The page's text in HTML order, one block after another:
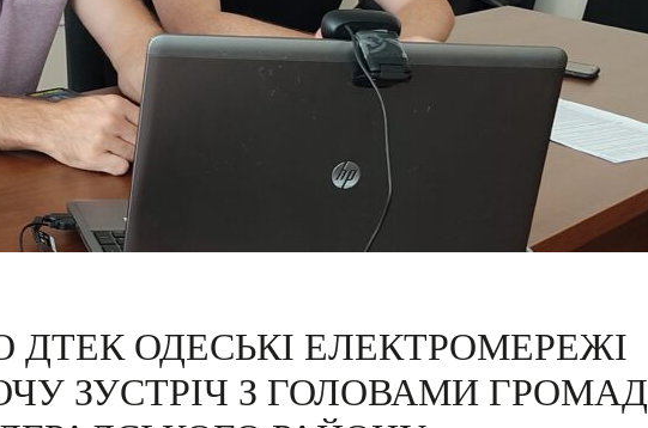
ДТЕК ОДЕСЬКІ ЕЛЕКТРОМЕРЕЖІ
ЗУСТРІЧ З ГОЛОВАМИ ГРОМАД